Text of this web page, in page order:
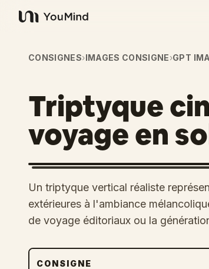
YouMind
CONSIGNES›IMAGES CONSIGNE›GPT
Triptyque
voyage en
Un triptyque vertical réaliste
extérieures à l'ambiance
de voyage éditoriaux ou la
CONSIGNE